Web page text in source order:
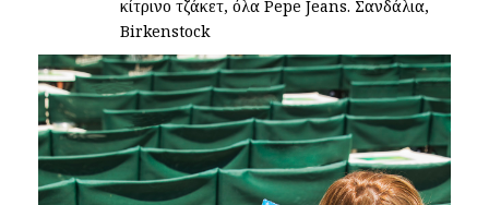
κίτρινο τζάκετ, όλα Pepe Jeans. Σανδάλια,
Birkenstock